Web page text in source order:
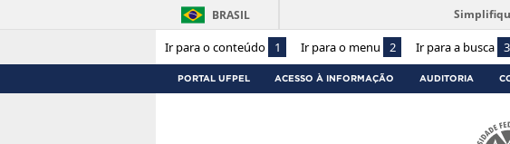
Ir para o conteúdo 1 Ir para o menu 2 Ir para a busca 3
BRASIL
PORTAL UFPEL ACESSO À INFORMAÇÃO AUDITORIA